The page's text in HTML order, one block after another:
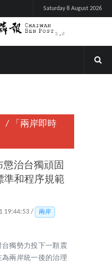
Saturday 8 August 2026
/
「兩岸即時
治台獨頑固
準和程序規範
19:44:53 / 兩岸
台獨勢力投下一顆震
兩岸統一後的治理